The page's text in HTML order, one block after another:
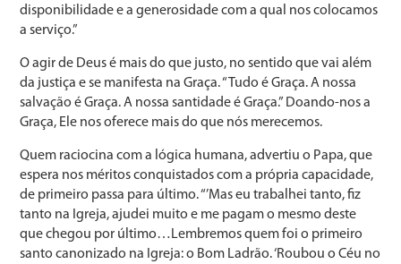
disponibilidade e a generosidade com a qual nos colocamos
a serviço.”
O agir de Deus é mais do que justo, no sentido que vai além
da justiça e se manifesta na Graça. “Tudo é Graça. A nossa
salvação é Graça. A nossa santidade é Graça.” Doando-nos a
Graça, Ele nos oferece mais do que nós merecemos.
Quem raciocina com a lógica humana, advertiu o Papa, que
espera nos méritos conquistados com a própria capacidade,
de primeiro passa para último. “’Mas eu trabalhei tanto, fiz
tanto na Igreja, ajudei muito e me pagam o mesmo deste
que chegou por último…Lembremos quem foi o primeiro
santo canonizado na Igreja: o Bom Ladrão. ‘Roubou o Céu no